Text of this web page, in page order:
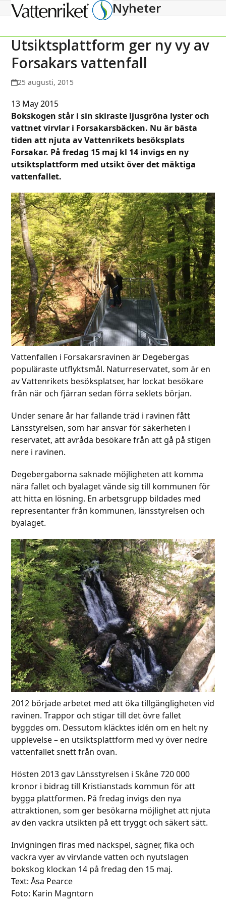
Open
menu
Close
menu
Nyheter
Utsiktsplattform ger ny vy av
Forsakars vattenfall
25 augusti, 2015
13 May 2015
Bokskogen står i sin skiraste ljusgröna lyster och
vattnet virvlar i Forsakarsbäcken. Nu är bästa
tiden att njuta av Vattenrikets besöksplats
Forsakar. På fredag 15 maj kl 14 invigs en ny
utsiktsplattform med utsikt över det mäktiga
vattenfallet.
Vattenfallen i Forsakarsravinen är Degebergas
populäraste utflyktsmål. Naturreservatet, som är en
av Vattenrikets besöksplatser, har lockat besökare
från när och fjärran sedan förra seklets början.
Under senare år har fallande träd i ravinen fått
Länsstyrelsen, som har ansvar för säkerheten i
reservatet, att avråda besökare från att gå på stigen
nere i ravinen.
Degebergaborna saknade möjligheten att komma
nära fallet och byalaget vände sig till kommunen för
att hitta en lösning. En arbetsgrupp bildades med
representanter från kommunen, länsstyrelsen och
byalaget.
2012 började arbetet med att öka tillgängligheten vid
ravinen. Trappor och stigar till det övre fallet
byggdes om. Dessutom kläcktes idén om en helt ny
upplevelse – en utsiktsplattform med vy över nedre
vattenfallet snett från ovan.
Hösten 2013 gav Länsstyrelsen i Skåne 720 000
kronor i bidrag till Kristianstads kommun för att
bygga plattformen. På fredag invigs den nya
attraktionen, som ger besökarna möjlighet att njuta
av den vackra utsikten på ett tryggt och säkert sätt.
Invigningen firas med näckspel, sägner, fika och
vackra vyer av virvlande vatten och nyutslagen
bokskog klockan 14 på fredag den 15 maj.
Text: Åsa Pearce
Foto: Karin Magntorn